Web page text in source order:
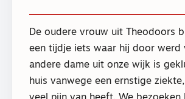
De oudere vrouw uit Theodoors
een tijdje iets waar hij door werd
andere dame uit onze wijk is
huis vanwege een ernstige